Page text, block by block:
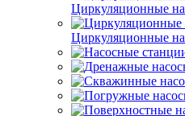
Циркуляционные
Циркуляционные